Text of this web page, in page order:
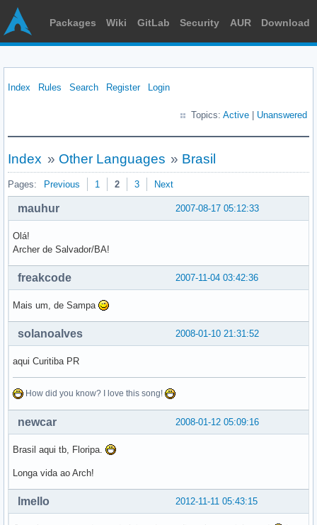
Packages Wiki GitLab Security AUR Download
Index Rules Search Register Login
Topics: Active Unanswered
Index » Other Languages » Brasil
Pages: Previous 1 2 3 Next
2007-08-17 05:12:33
mauhur
Olá!
Archer de Salvador/BA!
2007-11-04 03:42:36
freakcode
Mais um, de Sampa
2008-01-10 21:31:52
solanoalves
aqui Curitiba PR
How did you know? I love this song!
2008-01-12 05:09:16
newcar
Brasil aqui tb, Floripa.
Longa vida ao Arch!
2012-11-11 05:43:15
lmello